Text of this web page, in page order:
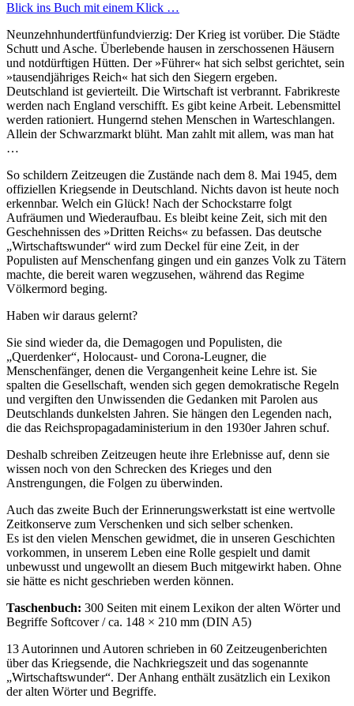
Blick ins Buch mit einem Klick …
Neunzehnhundertfünfundvierzig: Der Krieg ist vorüber. Die Städte
Schutt und Asche. Überlebende hausen in zerschossenen Häusern
und notdürftigen Hütten. Der »Führer« hat sich selbst gerichtet, sein
»tausendjähriges Reich« hat sich den Siegern ergeben.
Deutschland ist gevierteilt. Die Wirtschaft ist verbrannt. Fabrikreste
werden nach England verschifft. Es gibt keine Arbeit. Lebensmittel
werden rationiert. Hungernd stehen Menschen in Warteschlangen.
Allein der Schwarzmarkt blüht. Man zahlt mit allem, was man hat
…
So schildern Zeitzeugen die Zustände nach dem 8. Mai 1945, dem
offiziellen Kriegsende in Deutschland. Nichts davon ist heute noch
erkennbar. Welch ein Glück! Nach der Schockstarre folgt
Aufräumen und Wiederaufbau. Es bleibt keine Zeit, sich mit den
Geschehnissen des »Dritten Reichs« zu befassen. Das deutsche
Wirtschaftswunder
wird zum Deckel für eine Zeit, in der
Populisten auf Menschenfang gingen und ein ganzes Volk zu Tätern
machte, die bereit waren wegzusehen, während das Regime
Völkermord beging.
Haben wir daraus gelernt?
Sie sind wieder da, die Demagogen und Populisten, die
Querdenker , Holocaust- und Corona-Leugner, die
Menschenfänger, denen die Vergangenheit keine Lehre ist. Sie
spalten die Gesellschaft, wenden sich gegen demokratische Regeln
und vergiften den Unwissenden die Gedanken mit Parolen aus
Deutschlands dunkelsten Jahren. Sie hängen den Legenden nach,
die das Reichspropagadaministerium in den 1930er Jahren schuf.
Deshalb schreiben Zeitzeugen heute ihre Erlebnisse auf, denn sie
wissen noch von den Schrecken des Krieges und den
Anstrengungen, die Folgen zu überwinden.
Auch das zweite Buch der Erinnerungswerkstatt ist eine wertvolle
Zeitkonserve zum Verschenken und sich selber schenken.
Es ist den vielen Menschen gewidmet, die in unseren Geschichten
vorkommen, in unserem Leben eine Rolle gespielt und damit
unbewusst und ungewollt an diesem Buch mitgewirkt haben. Ohne
sie hätte es nicht geschrieben werden können.
Taschenbuch: 300 Seiten mit einem Lexikon der alten Wörter und
Begriffe Softcover / ca. 148 × 210 mm (DIN A5)
13 Autorinnen und Autoren schrieben in 60 Zeitzeugenberichten
über das Kriegsende, die Nachkriegszeit und das sogenannte
Wirtschaftswunder . Der Anhang enthält zusätzlich ein Lexikon
der alten Wörter und Begriffe.